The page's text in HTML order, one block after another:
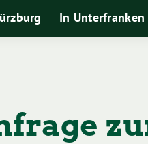
In Unterfranken